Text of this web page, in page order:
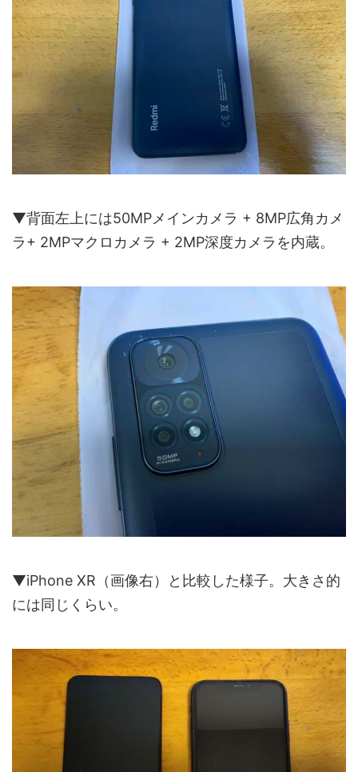
▼背面左上には50MPメインカメラ + 8MP広角カメ
ラ+ 2MPマクロカメラ + 2MP深度カメラを内蔵。
▼iPhone XR（画像右）と比較した様子。大きさ的
には同じくらい。